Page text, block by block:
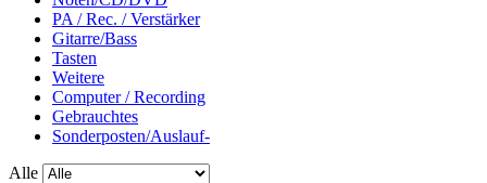
PA / Rec. / Verstärker
Gitarre/Bass
Tasten
Weitere
Computer / Recording
Gebrauchtes
Sonderposten/Auslauf-
Alle